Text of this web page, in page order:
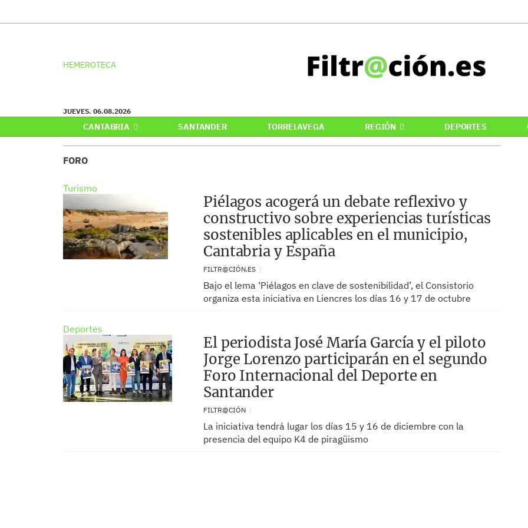
HEMEROTECA
JUEVES. 06.08.2026
CANTABRIA SANTANDER TORRELAVEGA REGIÓN DEPORTES
FORO
Turismo
Piélagos acogerá un debate reflexivo y
constructivo sobre experiencias turísticas
sostenibles aplicables en el municipio,
Cantabria y España
FILTR@CIÓN.ES
Bajo el lema ‘Piélagos en clave de sostenibilidad’, el Consistorio
organiza esta iniciativa en Liencres los días 16 y 17 de octubre
Deportes
El periodista José María García y el piloto
Jorge Lorenzo participarán en el segundo
Foro Internacional del Deporte en
Santander
FILTR@CIÓN
La iniciativa tendrá lugar los días 15 y 16 de diciembre con la
presencia del equipo K4 de piragüismo